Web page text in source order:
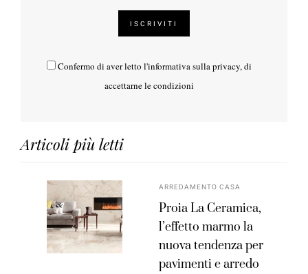
Confermo di aver letto l'informativa sulla privacy, di
accettarne le condizioni
Articoli più letti
ARREDAMENTO CASA
Proia La Ceramica,
l’effetto marmo la
nuova tendenza per
pavimenti e arredo